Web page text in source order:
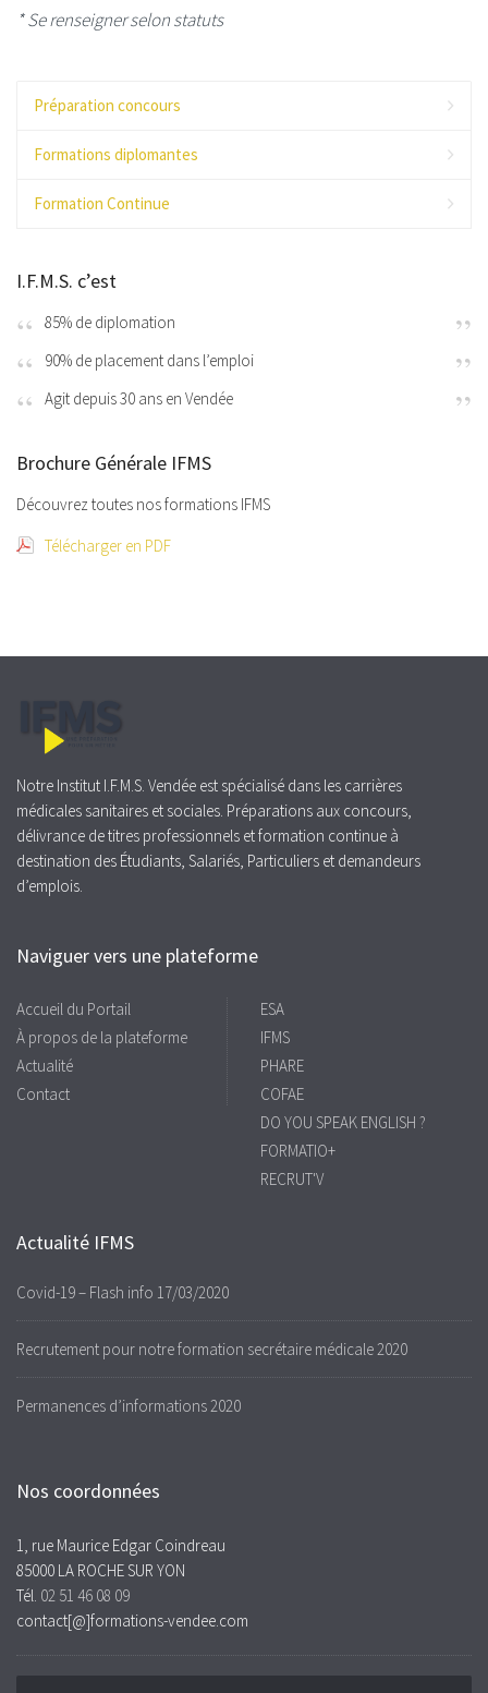
* Se renseigner selon statuts
Préparation concours
Formations diplomantes
Formation Continue
I.F.M.S. c’est
85% de diplomation
90% de placement dans l’emploi
Agit depuis 30 ans en Vendée
Brochure Générale IFMS
Découvrez toutes nos formations IFMS
Télécharger en PDF
Notre Institut I.F.M.S. Vendée est spécialisé dans les carrières
médicales sanitaires et sociales. Préparations aux concours,
délivrance de titres professionnels et formation continue à
destination des Étudiants, Salariés, Particuliers et demandeurs
d’emplois.
Naviguer vers une plateforme
Accueil du Portail
À propos de la plateforme
Actualité
Contact
ESA
IFMS
PHARE
COFAE
DO YOU SPEAK ENGLISH ?
FORMATIO+
RECRUT'V
Actualité IFMS
Covid-19 – Flash info 17/03/2020
Recrutement pour notre formation secrétaire médicale 2020
Permanences d’informations 2020
Nos coordonnées
1, rue Maurice Edgar Coindreau
85000 LA ROCHE SUR YON
Tél. 02 51 46 08 09
contact[@]formations-vendee.com